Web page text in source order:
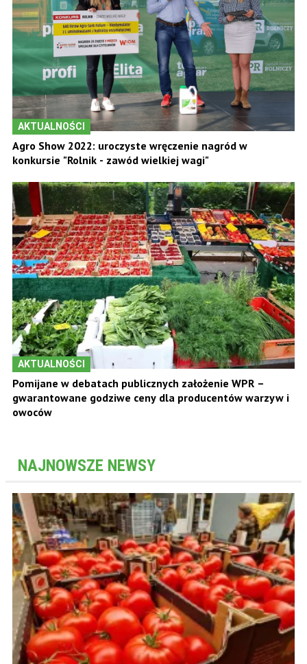
AKTUALNOŚCI
Agro Show 2022: uroczyste wręczenie nagród w
konkursie "Rolnik - zawód wielkiej wagi"
AKTUALNOŚCI
Pomijane w debatach publicznych założenie WPR –
gwarantowane godziwe ceny dla producentów warzyw i
owoców
NAJNOWSZE NEWSY